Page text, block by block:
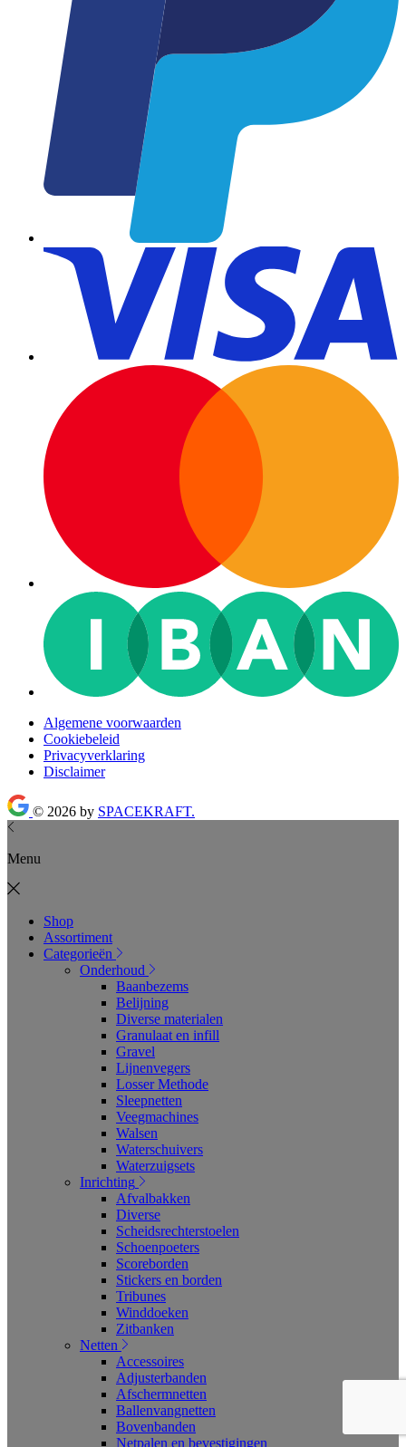
Algemene voorwaarden
Cookiebeleid
Privacyverklaring
Disclaimer
© 2026 by SPACEKRAFT.
Menu
Shop
Assortiment
Categorieën
Onderhoud
Baanbezems
Belijning
Diverse materialen
Granulaat en infill
Gravel
Lijnenvegers
Losser Methode
Sleepnetten
Veegmachines
Walsen
Waterschuivers
Waterzuigsets
Inrichting
Afvalbakken
Diverse
Scheidsrechterstoelen
Schoenpoeters
Scoreborden
Stickers en borden
Tribunes
Winddoeken
Zitbanken
Netten
Accessoires
Adjusterbanden
Afschermnetten
Ballenvangnetten
Bovenbanden
Netpalen en bevestigingen